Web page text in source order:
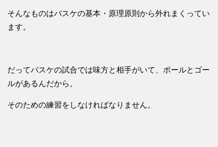
そんなものはバスケの基本・原理原則から外れまくってい
ます。
だってバスケの試合では味方と相手がいて、ボールとゴー
ルがあるんだから。
そのための練習をしなければなりません。